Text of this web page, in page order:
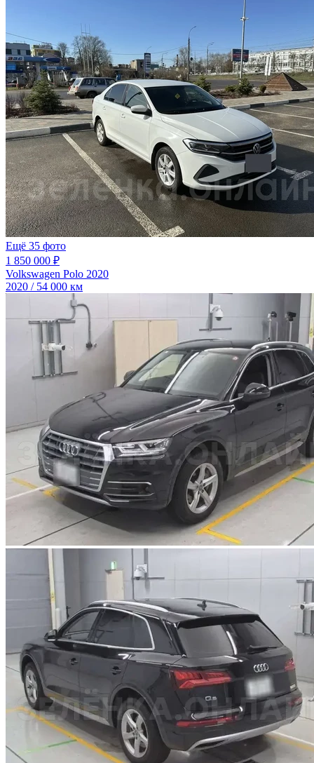
Ещё 35 фото
1 850 000 ₽
Volkswagen Polo 2020
2020 / 54 000 км